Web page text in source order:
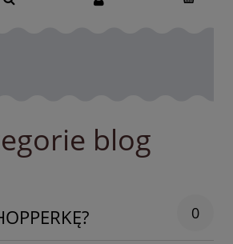
blog
0